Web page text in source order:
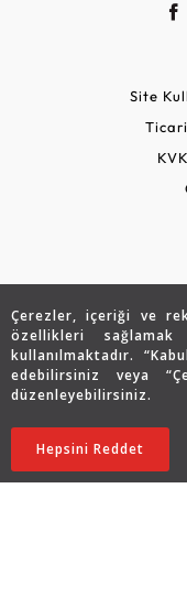
Çerezler, içeriği ve
özellikleri
kullanılmaktadır.
edebilirsiniz veya
düzenleyebilirsiniz.
Hepsini Reddet
43.742 TL
21.871TL
Site
Copyright © 2026